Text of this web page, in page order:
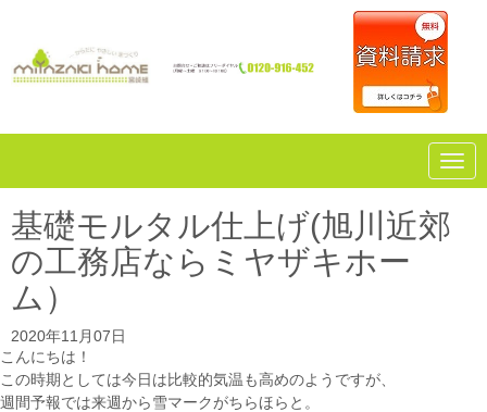
N
a
基礎モルタル仕上げ(旭川近郊
の工務店ならミヤザキホー
ム）
2020年11月07日
こんにちは！
この時期としては今日は比較的気温も高めのようですが、
週間予報では来週から雪マークがちらほらと。